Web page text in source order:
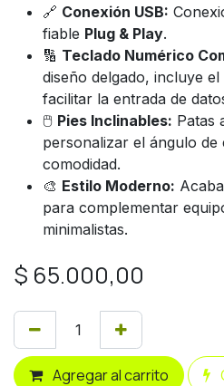
🔗 Conexión USB:
fiable Plug & Play.
🔢 Teclado Numérico
diseño delgado, incluye
facilitar la entrada de
🖱️ Pies Inclinables: Patas
personalizar el ángulo
comodidad.
🎨 Estilo Moderno:
para complementar
minimalistas.
$ 65.000,00
Agregar al carrito